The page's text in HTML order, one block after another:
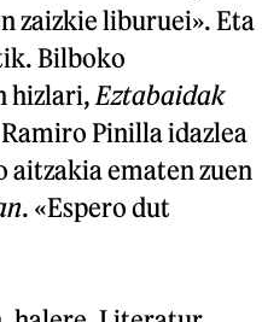
zaizkie liburuei». Eta
Bilboko
hizlari, Eztabaidak
Pinilla idazlea
aitzakia ematen zuen
. «Espero dut